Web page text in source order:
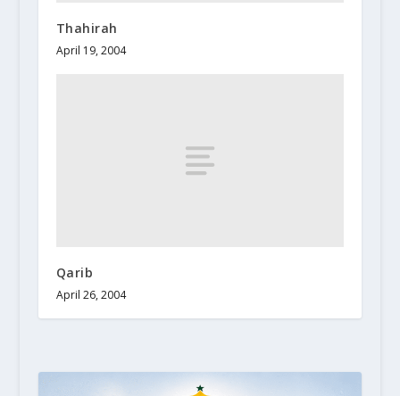
Thahirah
April 19, 2004
Qarib
April 26, 2004